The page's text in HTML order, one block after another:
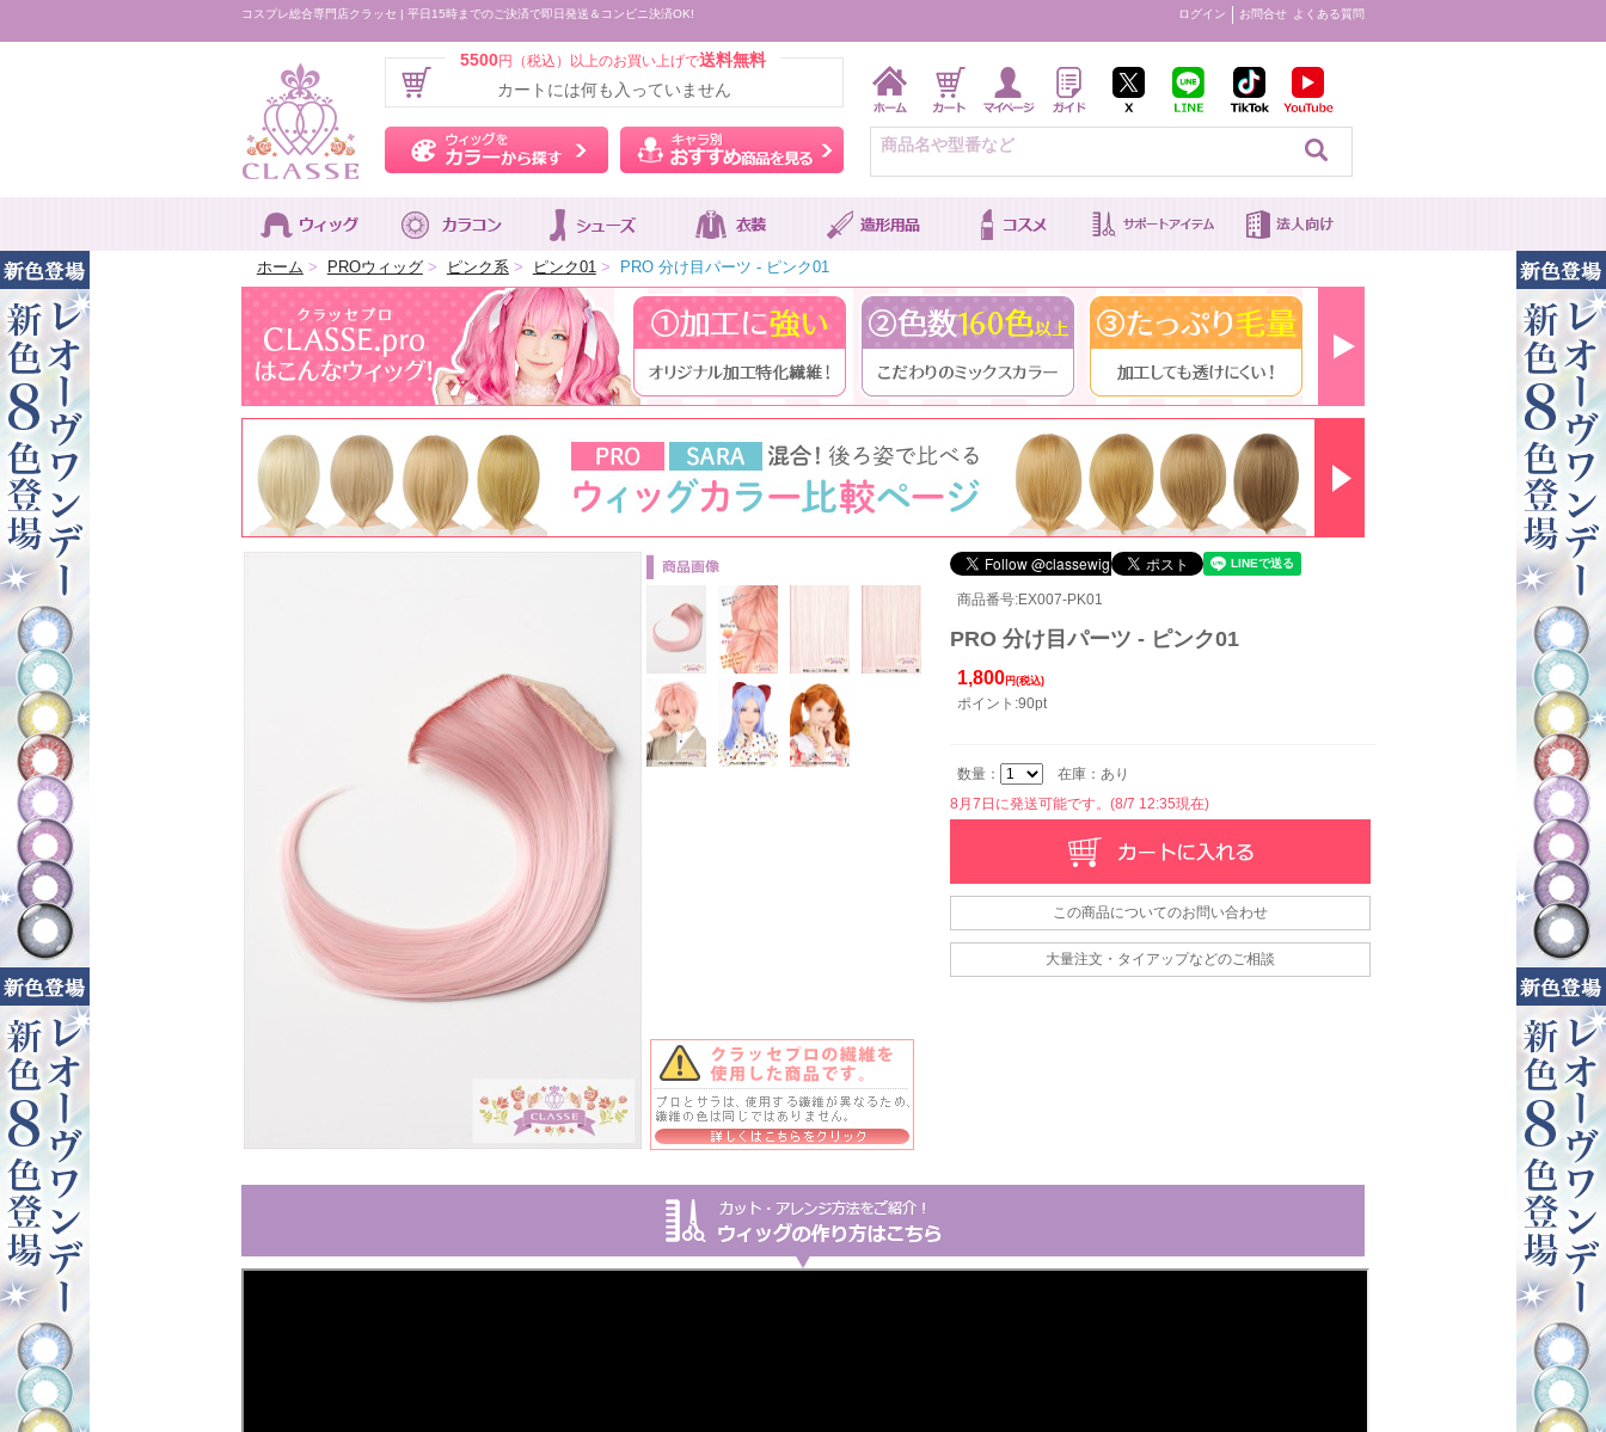
コスプレ総合専門店クラッセ | 平日15時までのご決済で即日発送＆コンビニ決済OK! ログイン お問合せ よくある質問
5500円（税込）以上のお買い上げで送料無料
カートには何も入っていません
ウィッグをカラーから探す キャラ別おすすめ商品を見る
ホーム > PROウィッグ > ピンク系 > ピンク01 > PRO 分け目パーツ - ピンク01
商品番号:EX007-PK01
PRO 分け目パーツ - ピンク01
1,800 円(税込)
ポイント:90pt
数量：
在庫：あり
8月7日に発送可能です。(8/7 12:35現在)
この商品についてのお問い合わせ
大量注文・タイアップなどのご相談